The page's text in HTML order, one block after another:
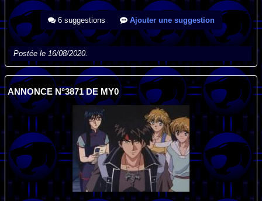
6 suggestions Ajouter une suggestion
Postée le 16/08/2020.
ANNONCE N°3871 DE MY0